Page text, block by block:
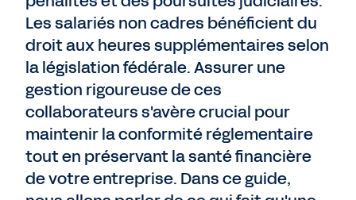
Les salariés non cadres bénéficient du
droit aux heures supplémentaires selon
la législation fédérale. Assurer une
gestion rigoureuse de ces
collaborateurs s'avère crucial pour
maintenir la conformité réglementaire
tout en préservant la santé financière
de votre entreprise. Dans ce guide,